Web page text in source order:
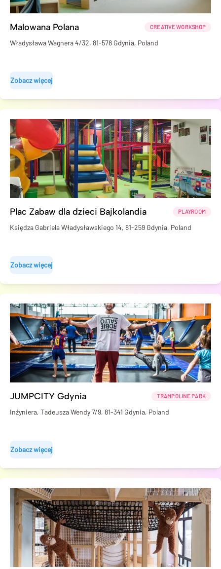
Malowana Polana CREATIVE WORKSHOP
Władysława Wagnera 4/32, 81-578 Gdynia, Poland
Zobacz więcej
Plac Zabaw dla dzieci Bajkolandia PLAYROOM
Księdza Gabriela Władysławskiego 14, 81-259 Gdynia, Poland
Zobacz więcej
JUMPCITY Gdynia TRAMPOLINE PARK
Inżyniera, Tadeusza Wendy 7/9, 81-341 Gdynia, Poland
Zobacz więcej